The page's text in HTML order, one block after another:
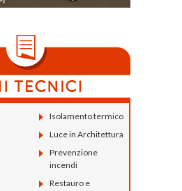
Isolamento termico
Luce in Architettura
Prevenzione
incendi
Restauro e